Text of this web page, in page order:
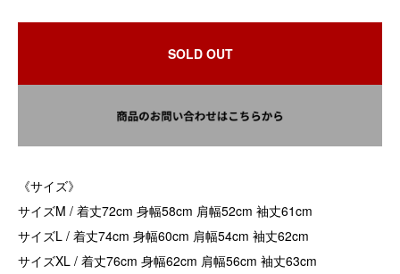
SOLD OUT
《サイズ》
サイズM / 着丈72cm 身幅58cm 肩幅52cm 袖丈61cm
サイズL / 着丈74cm 身幅60cm 肩幅54cm 袖丈62cm
サイズXL / 着丈76cm 身幅62cm 肩幅56cm 袖丈63cm